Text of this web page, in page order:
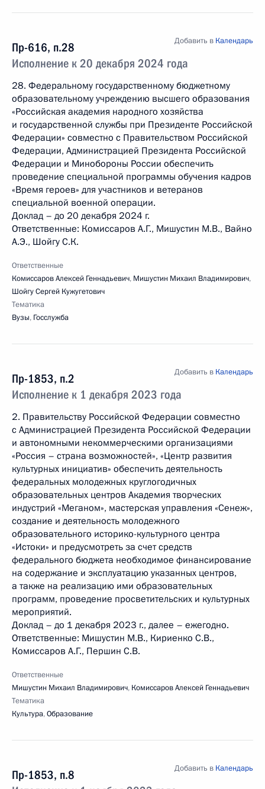
Пр-616, п.28
Исполнение к 20 декабря 2024 года
Добавить в Календарь
28. Федеральному государственному бюджетному
образовательному учреждению высшего образования
«Российская академия народного хозяйства
и государственной службы при Президенте Российской
Федерации» совместно с Правительством Российской
Федерации, Администрацией Президента Российской
Федерации и Минобороны России обеспечить
проведение специальной программы обучения кадров
«Время героев» для участников и ветеранов
специальной военной операции.
Доклад – до 20 декабря 2024 г.
Ответственные: Комиссаров А.Г., Мишустин М.В., Вайно
А.Э., Шойгу С.К.
Ответственные
Комиссаров Алексей Геннадьевич, Мишустин Михаил Владимирович,
Шойгу Сергей Кужугетович
Тематика
Вузы, Госслужба
Пр-1853, п.2
Исполнение к 1 декабря 2023 года
Добавить в Календарь
2. Правительству Российской Федерации совместно
с Администрацией Президента Российской Федерации
и автономными некоммерческими организациями
«Россия – страна возможностей», «Центр развития
культурных инициатив» обеспечить деятельность
федеральных молодежных круглогодичных
образовательных центров Академия творческих
индустрий «Меганом», мастерская управления «Сенеж»,
создание и деятельность молодежного
образовательного историко-культурного центра
«Истоки» и предусмотреть за счет средств
федерального бюджета необходимое финансирование
на содержание и эксплуатацию указанных центров,
а также на реализацию ими образовательных
программ, проведение просветительских и культурных
мероприятий.
Доклад – до 1 декабря 2023 г., далее – ежегодно.
Ответственные: Мишустин М.В., Кириенко С.В.,
Комиссаров А.Г., Першин С.В.
Ответственные
Мишустин Михаил Владимирович, Комиссаров Алексей Геннадьевич
Тематика
Культура,Образование
Пр-1853, п.8
Добавить в Календарь